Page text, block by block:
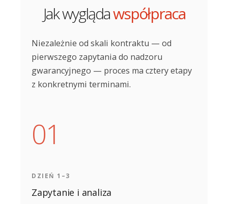
Jak wyglądawspółpraca
Niezależnie od skali kontraktu — od
pierwszego zapytania do nadzoru
gwarancyjnego — proces ma cztery etapy
z konkretnymi terminami.
DZIEŃ 1–3
Zapytanie i analiza